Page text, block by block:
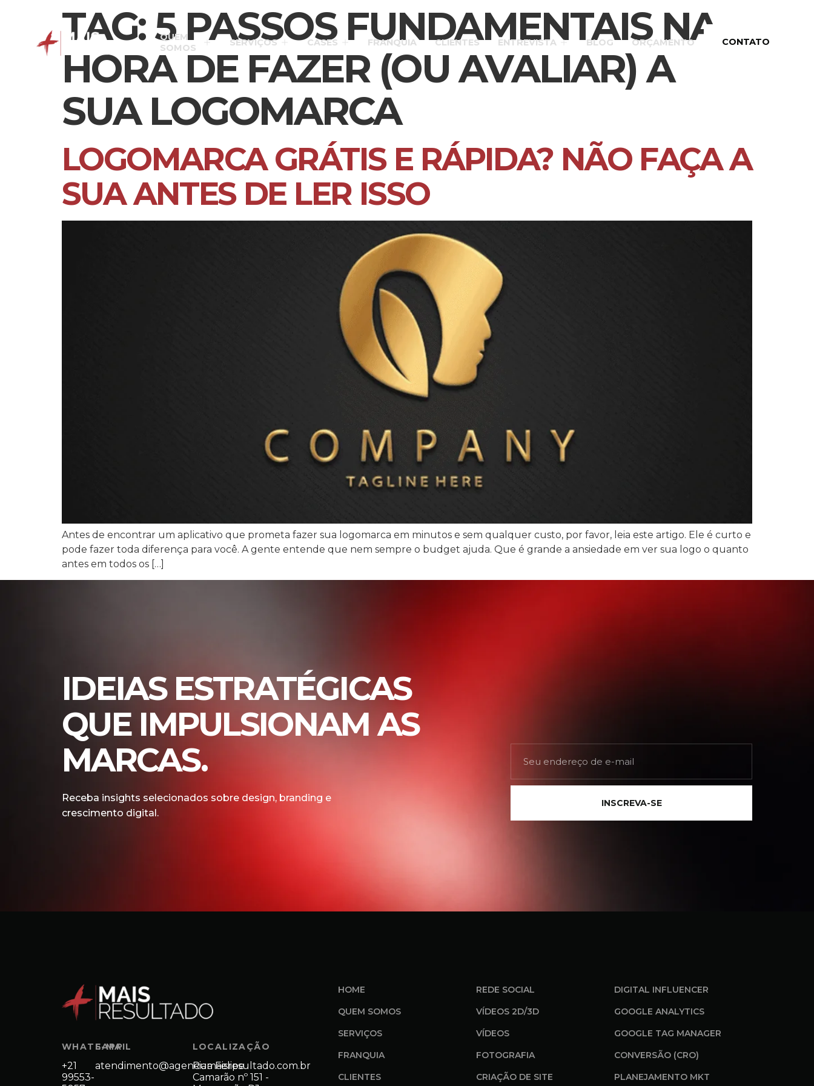
QUEM
SOMOS
SERVIÇOS CASES FRANQUIA CLIENTES ENTREVISTA BLOG ORÇAMENTO CONTATO
TAG:5 PASSOS FUNDAMENTAIS NA
HORA DE FAZER (OU AVALIAR) A
SUA LOGOMARCA
LOGOMARCA GRÁTIS E RÁPIDA? NÃO FAÇA A
SUA ANTES DE LER ISSO
Antes de encontrar um aplicativo que prometa fazer sua logomarca em minutos e sem qualquer custo, por favor, leia este artigo. Ele é curto e
pode fazer toda diferença para você. A gente entende que nem sempre o budget ajuda. Que é grande a ansiedade em ver sua logo o quanto
antes em todos os […]
IDEIAS ESTRATÉGICAS
QUE IMPULSIONAM AS
MARCAS.
Receba insights selecionados sobre design, branding e
crescimento digital.
INSCREVA-SE
WHATSAPP
+21
99553-
E-MAIL
atendimento@agenciamaisresultado.com.br
LOCALIZAÇÃO
Rua Felipe
Camarão nº 151 -
HOME
QUEM SOMOS
SERVIÇOS
FRANQUIA
CLIENTES
REDE SOCIAL
VÍDEOS 2D/3D
VÍDEOS
FOTOGRAFIA
CRIAÇÃO DE SITE
DIGITAL INFLUENCER
GOOGLE ANALYTICS
GOOGLE TAG MANAGER
CONVERSÃO (CRO)
PLANEJAMENTO MKT